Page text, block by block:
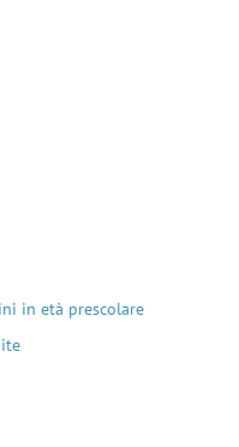
in età prescolare